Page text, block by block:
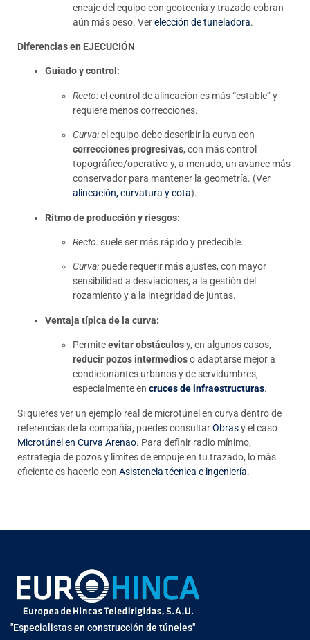
encaje del equipo con geotecnia y trazado cobran
aún más peso. Verelección de tuneladora.
Diferencias en EJECUCIÓN
Guiado y control:
Recto:el control de alineación es más “estable” y
requiere menos correcciones.
Curva:el equipo debe describir la curva con
correcciones progresivas, con más control
topográfico/operativo y, a menudo, un avance más
conservador para mantener la geometría. (Ver
alineación, curvatura y cota).
Ritmo de producción y riesgos:
Recto: suele ser más rápido y predecible.
Curva: puede requerir más ajustes, con mayor
sensibilidad a desviaciones, a la gestión del
rozamiento y a la integridad de juntas.
Ventaja típica de la curva:
Permiteevitar obstáculosy, en algunos casos,
reducir pozos intermedioso adaptarse mejor a
condicionantes urbanos y de servidumbres,
especialmente en cruces de infraestructuras.
Si quieres ver un ejemplo real de microtúnel en curva dentro de
referencias de la compañía, puedes consultarObrasy el caso
Microtúnel en Curva Arenao. Para definir radio mínimo,
estrategia de pozos y límites de empuje en tu trazado, lo más
eficiente es hacerlo con Asistencia técnica e ingeniería.
"Especialistas en construcción de túneles"